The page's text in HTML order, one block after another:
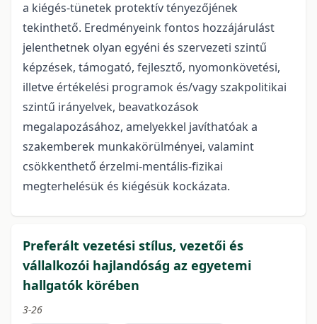
a kiégés-tünetek protektív tényezőjének
tekinthető. Eredményeink fontos hozzájárulást
jelenthetnek olyan egyéni és szervezeti szintű
képzések, támogató, fejlesztő, nyomonkövetési,
illetve értékelési programok és/vagy szakpolitikai
szintű irányelvek, beavatkozások
megalapozásához, amelyekkel javíthatóak a
szakemberek munkakörülményei, valamint
csökkenthető érzelmi-mentális-fizikai
megterhelésük és kiégésük kockázata.
Preferált vezetési stílus, vezetői és
vállalkozói hajlandóság az egyetemi
hallgatók körében
3-26